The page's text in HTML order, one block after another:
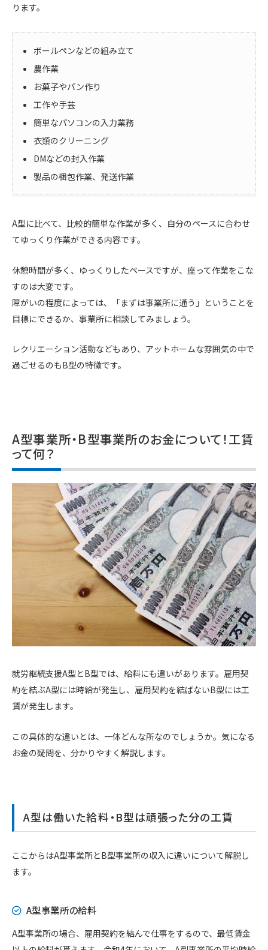
ります。
ボールペンなどの組み立て
農作業
お菓子やパン作り
工作や手芸
簡単なパソコンの入力業務
衣類のクリーニング
DMなどの封入作業
製品の梱包作業、発送作業
A型に比べて、比較的簡単な作業が多く、自分のペースに合わせ
てゆっくり作業ができる内容です。
休憩時間が多く、ゆっくりしたペースですが、座って作業をこな
すのは大変です。
障がいの程度によっては、「まずは事業所に通う」ということを
目標にできるか、事業所に相談してみましょう。
レクリエーション活動などもあり、アットホームな雰囲気の中で
過ごせるのもB型の特徴です。
A型事業所・B型事業所のお金について！工賃
って何？
就労継続支援A型とB型では、給料にも違いがあります。雇用契
約を結ぶA型には時給が発生し、雇用契約を結ばないB型には工
賃が発生します。
この具体的な違いとは、一体どんな所なのでしょうか。気になる
お金の疑問を、分かりやすく解説します。
A型は働いた給料・B型は頑張った分の工賃
ここからはA型事業所とB型事業所の収入に違いについて解説し
ます。
A型事業所の給料
A型事業所の場合、雇用契約を結んで仕事をするので、最低賃金